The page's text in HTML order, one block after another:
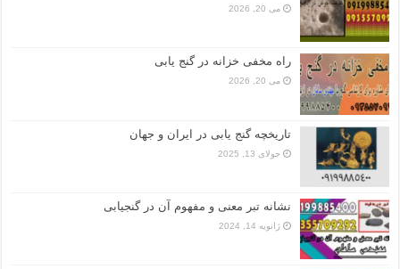
می 20, 2026
راه مخفی خزانه در گنج یابی
می 20, 2026
تاریخچه گنج‌ یابی در ایران و جهان
جولای 13, 2025
نشانه تبر معنی و مفهوم آن در گنجیابی
ژانویه 14, 2024